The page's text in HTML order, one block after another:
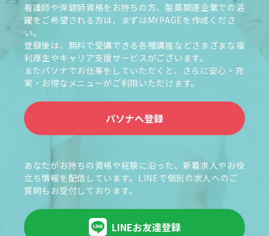
看護師や保健師資格をお持ちの方、製薬関連企業での活
躍をご希望される方は、まずはMYPAGEを作成くださ
い。
登録後は、無料で受講できる各種講座などさまざまな福
利厚生やキャリア支援サービスがございます。
またパソナでお仕事をしていただくと、さらに安心・充
実・お得なメニューがご利用いただけます。
パソナへ登録
あなたがお持ちの資格や経験に沿った、新着求人やお役
立ち情報を配信しています。LINEで個別の求人へのご
質問もお受付しております。
LINEお友達登録